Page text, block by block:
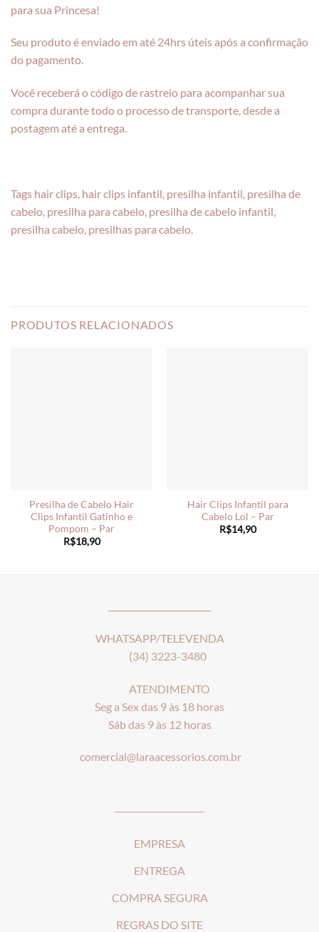
para sua Princesa!
Seu produto é enviado em até 24hrs úteis após a confirmação
do pagamento.
Você receberá o código de rastreio para acompanhar sua
compra durante todo o processo de transporte, desde a
postagem até a entrega.
Tags hair clips, hair clips infantil, presilha infantil, presilha de
cabelo, presilha para cabelo, presilha de cabelo infantil,
presilha cabelo, presilhas para cabelo.
PRODUTOS RELACIONADOS
Presilha de Cabelo Hair
Clips Infantil Gatinho e
Pompom – Par
R$18,90
Hair Clips Infantil para
Cabelo Lol – Par
R$14,90
WHATSAPP/TELEVENDA
(34) 3223-3480
ATENDIMENTO
Seg a Sex das 9 às 18 horas
Sáb das 9 às 12 horas
comercial@laraacessorios.com.br
EMPRESA
ENTREGA
COMPRA SEGURA
REGRAS DO SITE